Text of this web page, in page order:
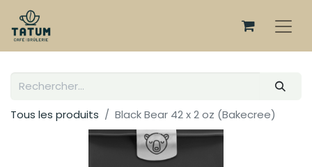
Tous les produits Black Bear 42 x 2 oz (Bakecree)